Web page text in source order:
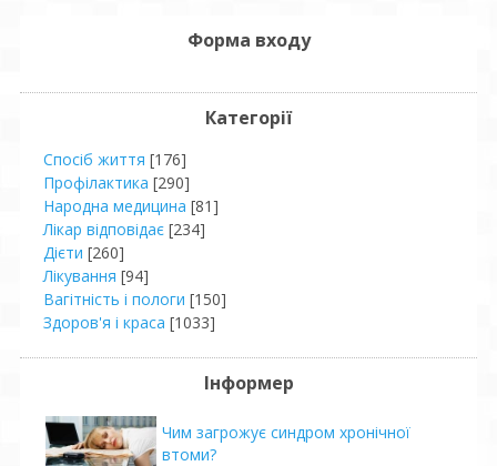
Форма входу
Категорії
Спосіб життя [176]
Профілактика [290]
Народна медицина [81]
Лікар відповідає [234]
Дієти [260]
Лікування [94]
Вагітність і пологи [150]
Здоров'я і краса [1033]
Інформер
Чим загрожує синдром хронічної
втоми?